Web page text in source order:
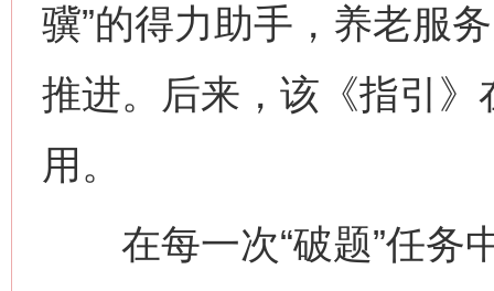
骥”的得力助手，养老服
推进。后来，该《指引
用。
在每一次“破题”任务